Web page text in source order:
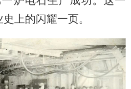
上的闪耀一页。